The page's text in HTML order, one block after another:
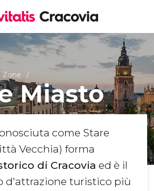
Zone
Miasto
come Stare
Vecchia) forma
di Cracovia ed è il
d'attrazione turistico più